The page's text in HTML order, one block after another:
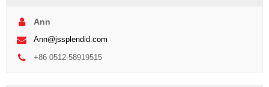
Ann
Ann@jssplendid.com
+86 0512-58919515